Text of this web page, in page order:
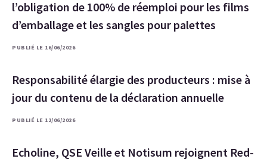
l’obligation de 100% de réemploi pour les films
d’emballage et les sangles pour palettes
PUBLIÉ LE 16/06/2026
Responsabilité élargie des producteurs : mise à
jour du contenu de la déclaration annuelle
PUBLIÉ LE 12/06/2026
Echoline, QSE Veille et Notisum rejoignent Red-